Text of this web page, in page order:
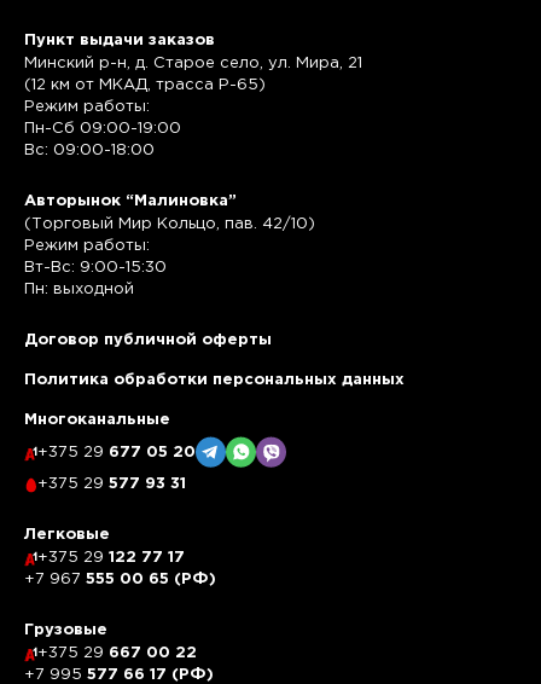
Пункт выдачи заказов
Минский р-н, д. Старое село, ул. Мира, 21
(12 км от МКАД, трасса P-65)
Режим работы:
Пн-Сб 09:00-19:00
Вс: 09:00-18:00
Авторынок “Малиновка”
(Торговый Мир Кольцо, пав. 42/10)
Режим работы:
Вт-Вс: 9:00-15:30
Пн: выходной
Договор публичной оферты
Политика обработки персональных данных
Многоканальные
+375 29 677 05 20
+375 29 577 93 31
Легковые
+375 29 122 77 17
+7 967 555 00 65 (РФ)
Грузовые
+375 29 667 00 22
+7 995 577 66 17 (РФ)